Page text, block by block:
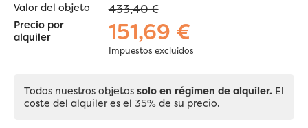
Valor del objeto 433,40 €
Precio por
alquiler
151,69 €
Impuestos excluidos
Todos nuestros objetos solo en régimen de alquiler. El
coste del alquiler es el 35% de su precio.